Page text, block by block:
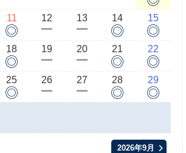
11
◎
12
ー
13
ー
14
◎
15
◎
18
◎
19
ー
20
ー
21
◎
22
◎
25
◎
26
ー
27
ー
28
◎
29
◎
2026年9月